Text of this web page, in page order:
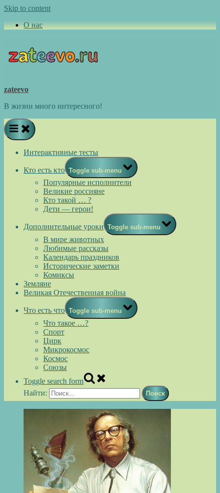
Skip to content
О нас
zateevo
В жизни много интересного!
Интерактивные тесты
Кто есть кто Toggle sub-menu
Популярные исполнители
Великие россияне
Кто такой … ?
Дети — герои!
Дополнительные уроки Toggle sub-menu
В мире животных
Любимые рассказы
Календарь праздников
Исторические заметки
Комиксы
Земляне
Великая Отечественная война
Что есть что Toggle sub-menu
Что такое …?
Спорт
Цирк
Микрокосмос
Космос
Союзы
Toggle search form
Найти: